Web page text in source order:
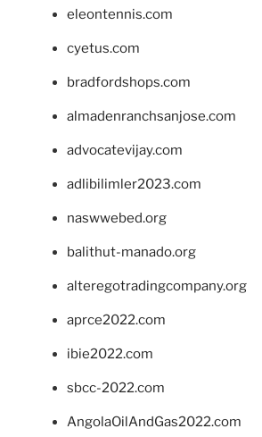
eleontennis.com
cyetus.com
bradfordshops.com
almadenranchsanjose.com
advocatevijay.com
adlibilimler2023.com
naswwebed.org
balithut-manado.org
alteregotradingcompany.org
aprce2022.com
ibie2022.com
sbcc-2022.com
AngolaOilAndGas2022.com